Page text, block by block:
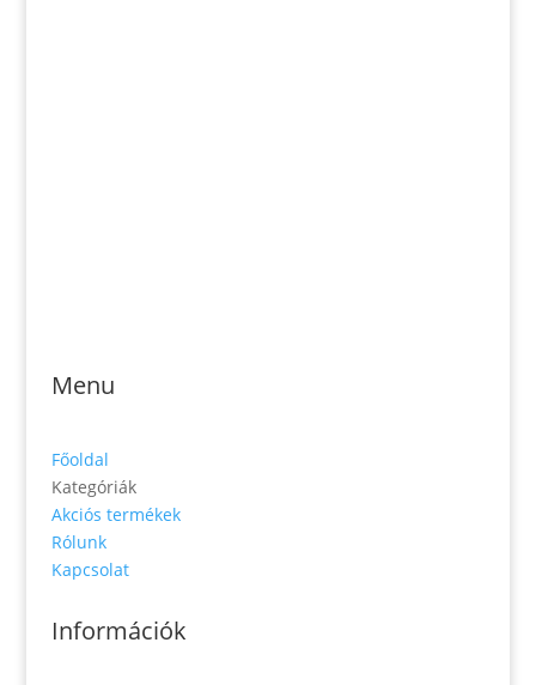
Menu
Főoldal
Kategóriák
Akciós termékek
Rólunk
Kapcsolat
Információk